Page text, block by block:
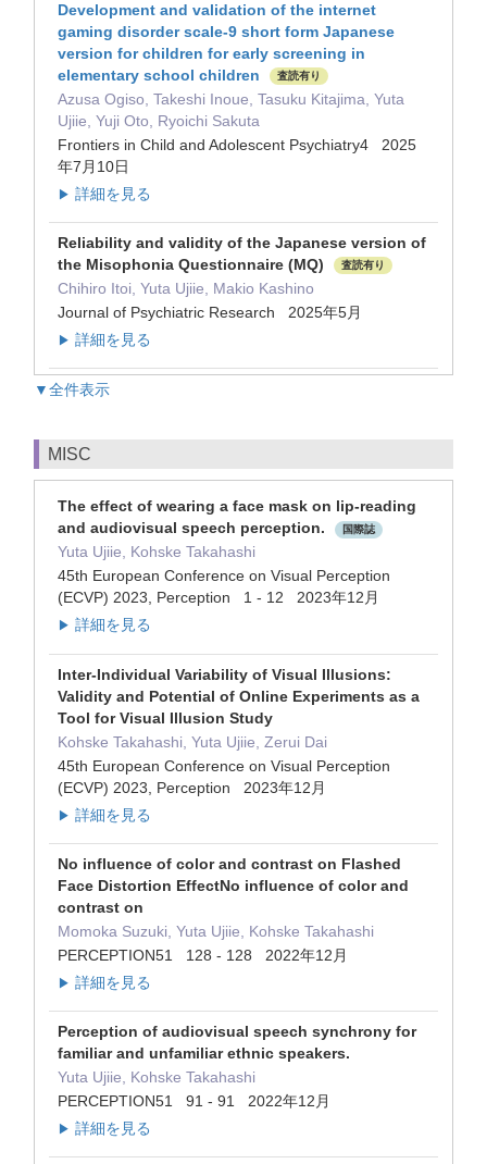
Development and validation of the internet
gaming disorder scale-9 short form Japanese
version for children for early screening in
elementary school children
査読有り
Azusa Ogiso, Takeshi Inoue, Tasuku Kitajima, Yuta
Ujiie, Yuji Oto, Ryoichi Sakuta
Frontiers in Child and Adolescent Psychiatry4 2025
年7月10日
▶ 詳細を見る
Reliability and validity of the Japanese version of
the Misophonia Questionnaire (MQ)
査読有り
Chihiro Itoi, Yuta Ujiie, Makio Kashino
Journal of Psychiatric Research 2025年5月
▶ 詳細を見る
▼全件表示
MISC
The effect of wearing a face mask on lip-reading
and audiovisual speech perception.
国際誌
Yuta Ujiie, Kohske Takahashi
45th European Conference on Visual Perception
(ECVP) 2023, Perception 1 - 12 2023年12月
▶ 詳細を見る
Inter-Individual Variability of Visual Illusions:
Validity and Potential of Online Experiments as a
Tool for Visual Illusion Study
Kohske Takahashi, Yuta Ujiie, Zerui Dai
45th European Conference on Visual Perception
(ECVP) 2023, Perception 2023年12月
▶ 詳細を見る
No influence of color and contrast on Flashed
Face Distortion EffectNo influence of color and
contrast on
Momoka Suzuki, Yuta Ujiie, Kohske Takahashi
PERCEPTION51 128 - 128 2022年12月
▶ 詳細を見る
Perception of audiovisual speech synchrony for
familiar and unfamiliar ethnic speakers.
Yuta Ujiie, Kohske Takahashi
PERCEPTION51 91 - 91 2022年12月
▶ 詳細を見る